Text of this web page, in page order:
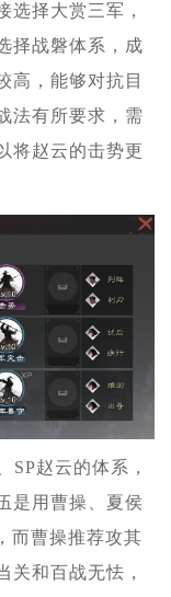
选择大赏三军，
择战磐体系，成
高，能够对抗目
法有所要求，需
将赵云的击势更
SP赵云的体系，
是用曹操、夏侯
而曹操推荐攻其
关和百战无怯，